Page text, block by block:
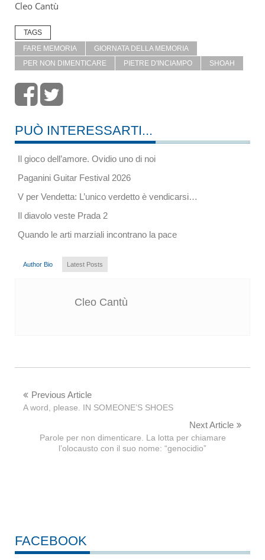
Cleo Cantù
TAGS
FARE MEMORIA
GIORNATA DELLA MEMORIA
PER NON DIMENTICARE
PIETRE D'INCIAMPO SHOAH
PUÒ INTERESSARTI...
Il gioco dell’amore. Ovidio uno di noi
Paganini Guitar Festival 2026
V per Vendetta: L’unico verdetto è vendicarsi…
Il diavolo veste Prada 2
Quando le arti marziali incontrano la pace
Author Bio Latest Posts
Cleo Cantù
Previous Article
A word, please. IN SOMEONE’S SHOES
Next Article
Parole per non dimenticare. La lotta per chiamare
l’olocausto con il suo nome: “genocidio”
FACEBOOK